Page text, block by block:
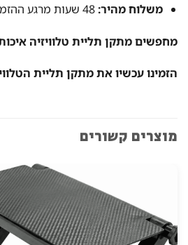
משלוח מהיר:48 שעות מרגע ההזמנה.
מחפשים מתקן תליית טלוויזיה
הזמינו עכשיו את מתקן תליית
מוצרים קשורים